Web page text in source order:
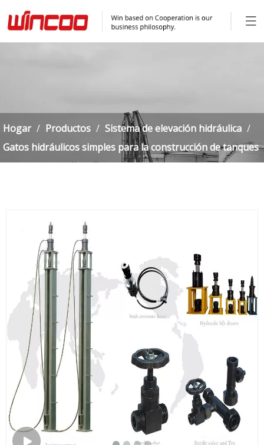
Hogar / Productos / Sistema de elevación hidráulica /
Gatos hidráulicos simples para la construcción de tanques
/ Gatos hidráulicos simples automáticos para la